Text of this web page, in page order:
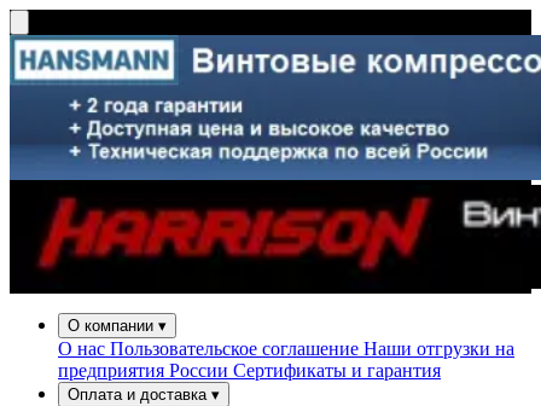
О компании ▾
О нас Пользовательское соглашение Наши отгрузки на
предприятия России Сертификаты и гарантия
Оплата и доставка ▾